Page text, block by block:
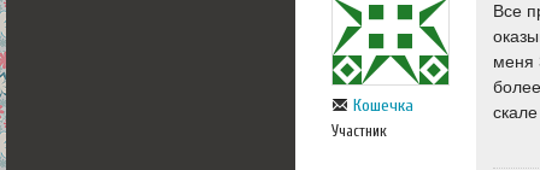
Кошечка
Участник
Все
меня